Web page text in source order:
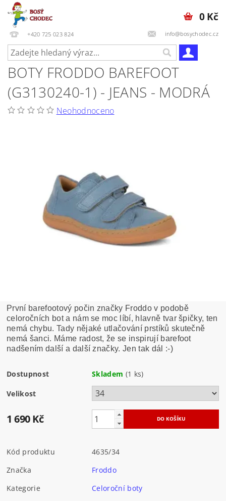
+420 725 023 824 info@bosychodec.cz
0 Kč
BOTY FRODDO BAREFOOT
(G3130240-1) - JEANS - MODRÁ
Neohodnoceno
První barefootový počin značky Froddo v podobě
celoročních bot a nám se moc líbí, hlavně tvar špičky, ten
nemá chybu. Tady nějaké utlačování prstíků skutečně
nemá šanci. Máme radost, že se inspirují barefoot
nadšením další a další značky. Jen tak dál :-)
Dostupnost Skladem (1 ks)
Velikost
1 690 Kč
Kód produktu
4635/34
Značka
Froddo
Kategorie
Celoroční boty